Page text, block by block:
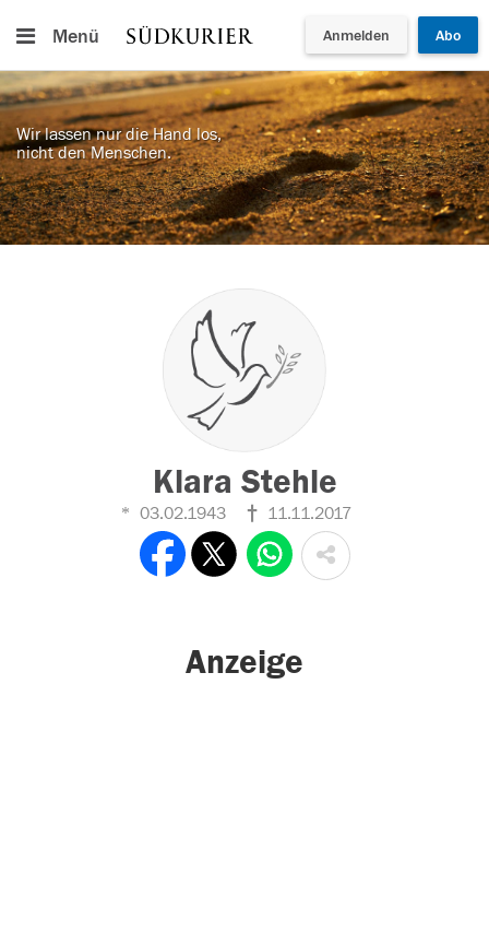
Menü Anmelden Abo
Wir lassen nur die Hand los,
nicht den Menschen.
Klara Stehle
03.02.1943 11.11.2017
Anzeige